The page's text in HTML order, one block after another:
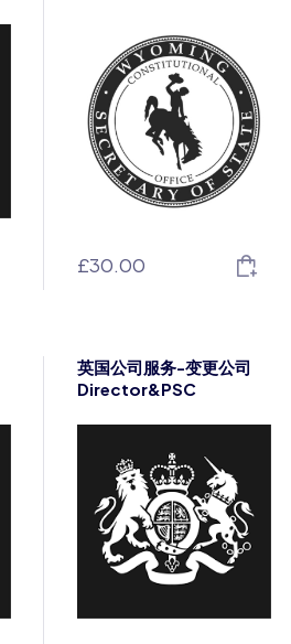
£30.00
英国公司服务-变更公司
Director&PSC